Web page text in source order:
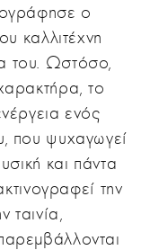
ο
καλλιτέχνη
του. Ωστόσο,
το
ενός
που ψυχαγωγεί
και πάντα
την
ταινία,